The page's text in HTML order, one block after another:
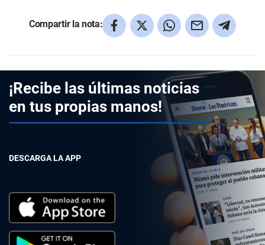
Compartir la nota:
¡Recibe las últimas noticias
en tus propias manos!
DESCARGA LA APP